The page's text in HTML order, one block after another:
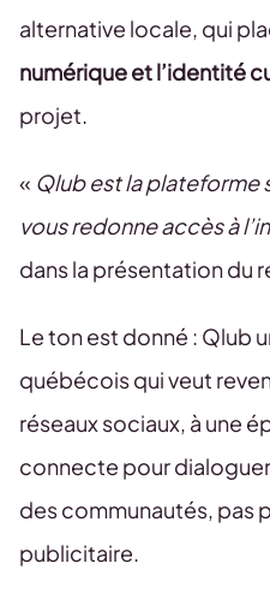
alternative locale, qui
numérique et l’identité
projet.
« Qlub est la
vous redonne accès à
dans la présentation du
Le ton est donné : Qlub
québécois qui veut
réseaux sociaux, à une
connecte pour
des communautés, pas
publicitaire.